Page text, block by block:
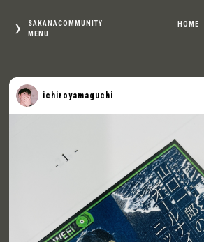
SAKANACOMMUNITY
MENU
HOME
ichiroyamaguchi